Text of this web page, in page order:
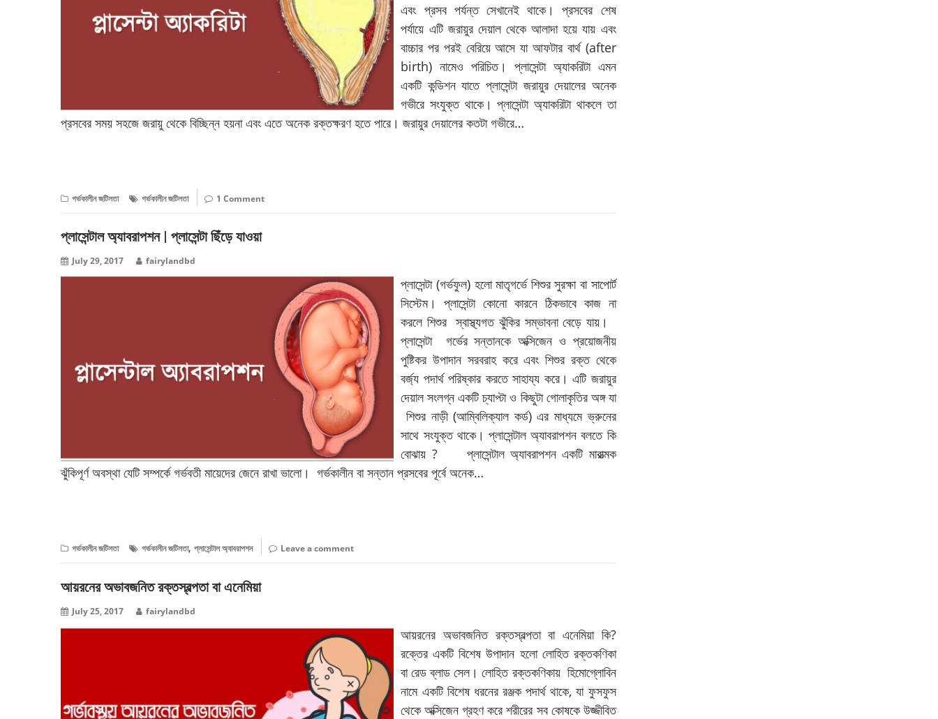
এবং প্রসব পর্যন্ত সেখানেই থাকে। প্রসবের শেষ
পর্যায়ে এটি জরায়ুর দেয়াল থেকে আলাদা হয়ে যায় এবং
বাচ্চার পর পরই বেরিয়ে আসে যা আফটার বার্থ (after
birth) নামেও পরিচিত। প্লাসেন্টা অ্যাকরিটা এমন
একটি কন্ডিশন যাতে প্লাসেন্টা জরায়ুর দেয়ালের অনেক
গভীরে সংযুক্ত থাকে। প্লাসেন্টা অ্যাকরিটা থাকলে তা
প্রসবের সময় সহজে জরায়ু থেকে বিচ্ছিন্ন হয়না এবং এতে অনেক রক্তক্ষরণ হতে পারে। জরায়ুর দেয়ালের কতটা গভীরে…
গর্ভকালীন জটিলতা গর্ভকালীন জটিলতা 1 Comment
প্লাসেন্টাল অ্যাবরাপশন | প্লাসেন্টা ছিঁড়ে যাওয়া
July 29, 2017 fairylandbd
প্লাসেন্টা (গর্ভফুল) হলো মাতৃগর্ভে শিশুর সুরক্ষা বা সাপোর্ট
সিস্টেম। প্লাসেন্টা কোনো কারনে ঠিকভাবে কাজ না
করলে শিশুর স্বাস্থ্যগত ঝুঁকির সম্ভাবনা বেড়ে যায়।
প্লাসেন্টা গর্ভের সন্তানকে অক্সিজেন ও প্রয়োজনীয়
পুষ্টিকর উপাদান সরবরাহ করে এবং শিশুর রক্ত থেকে
বর্জ্য পদার্থ পরিষ্কার করতে সাহায্য করে। এটি জরায়ুর
দেয়াল সংলগ্ন একটি চ্যাপ্টা ও কিছুটা গোলাকৃতির অঙ্গ যা
শিশুর নাড়ী (আম্বিলিক্যাল কর্ড) এর মাধ্যমে ভ্রুনের
সাথে সংযুক্ত থাকে। প্লাসেন্টাল অ্যাবরাপশন বলতে কি
বোঝায় ? প্লাসেন্টাল অ্যাবরাপশন একটি মারাত্মক
ঝুঁকিপূর্ণ অবস্থা যেটি সম্পর্কে গর্ভবতী মায়েদের জেনে রাখা ভালো। গর্ভকালীন বা সন্তান প্রসবের পূর্বে অনেক…
গর্ভকালীন জটিলতা গর্ভকালীন জটিলতা, প্লাসেন্টাল অ্যাবরাপশন Leave a comment
আয়রনের অভাবজনিত রক্তস্বল্পতা বা এনেমিয়া
July 25, 2017 fairylandbd
আয়রনের অভাবজনিত রক্তস্বল্পতা বা এনেমিয়া কি?
রক্তের একটি বিশেষ উপাদান হলো লোহিত রক্তকণিকা
বা রেড ব্লাড সেল। লোহিত রক্তকণিকায় হিমোগ্লোবিন
নামে একটি বিশেষ ধরনের রঞ্জক পদার্থ থাকে, যা ফুসফুস
থেকে অক্সিজেন গ্রহণ করে শরীরের সব কোষকে উজ্জীবিত